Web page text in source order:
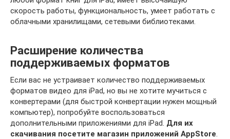
скорость работы, функциональность, умеет работать с
облачными хранилищами, сетевыми библиотеками.
Расширение количества
поддерживаемых форматов
Если вас не устраивает количество поддерживаемых
форматов видео для iPad, но вы не хотите мучиться с
конвертерами (для быстрой конвертации нужен мощный
компьютер), попробуйте воспользоваться
дополнительными приложениями для iPad. Для их
скачивания посетите магазин приложений AppStore.